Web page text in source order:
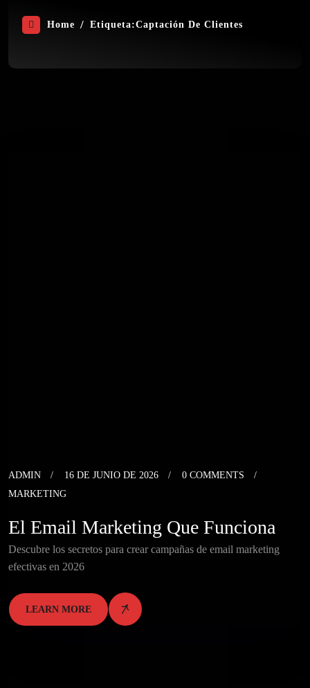
Home Etiqueta:Captación De Clientes
ADMIN 16 DE JUNIO DE 2026
0 COMMENTS
MARKETING
El Email Marketing Que Funciona
Descubre los secretos para crear campañas de email marketing
efectivas en 2026
LEARN MORE